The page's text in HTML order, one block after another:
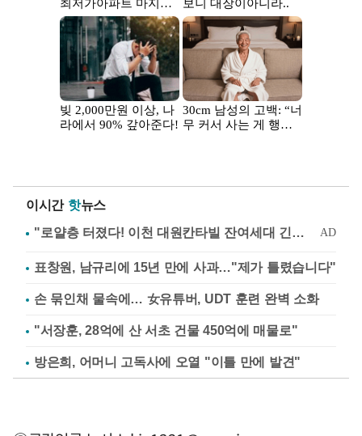
이시간 핫뉴스
표창원, 남규리에 15년 만에 사과…"제가 틀렸습니다"
손 묶인채 물속에… 女유튜버, UDT 훈련 완벽 소화
"서장훈, 28억에 산 서초 건물 450억에 매물로"
방은희, 어머니 고독사에 오열 "이틀 만에 발견"